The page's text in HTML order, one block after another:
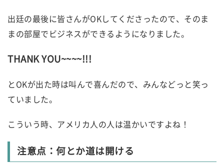
出廷の最後に皆さんがOKしてくださったので、そのま
まの部屋でビジネスができるようになりました。
THANK YOU~~~~!!!
とOKが出た時は叫んで喜んだので、みんなどっと笑っ
ていました。
こういう時、アメリカ人の人は温かいですよね！
注意点：何とか道は開ける